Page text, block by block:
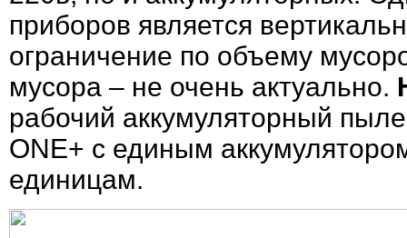
приборов является
ограничение по объему
мусора – не очень актуально.
рабочий аккумуляторный
ONE+ с единым
единицам.